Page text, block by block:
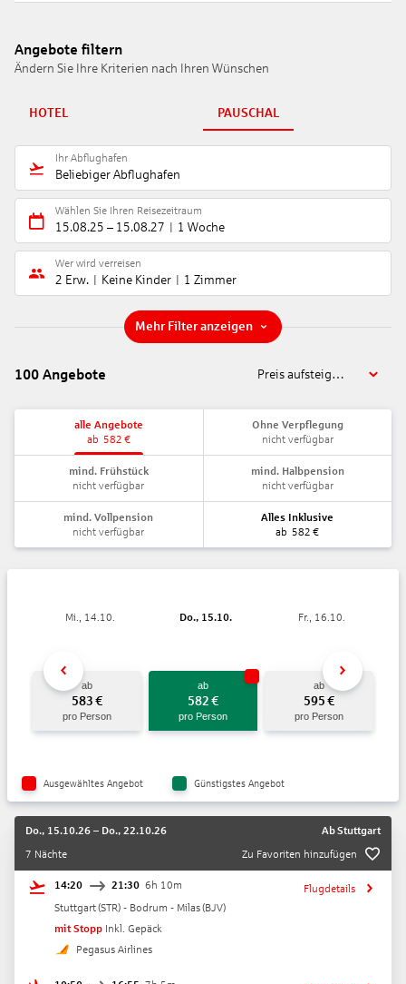
Angebote filtern
Ändern Sie Ihre Kriterien nach Ihren Wünschen
HOTEL PAUSCHAL
Ihr Abflughafen
Beliebiger Abflughafen
Wählen Sie Ihren Reisezeitraum
15.08.25 – 15.08.27 1 Woche
Wer wird verreisen
2 Erw. Keine Kinder 1 Zimmer
Mehr Filter anzeigen
100 Angebote Preis aufsteigend
alle Angebote
ab 582 €
Ohne Verpflegung
nicht verfügbar
mind. Frühstück
nicht verfügbar
mind. Halbpension
nicht verfügbar
mind. Vollpension
nicht verfügbar
Alles Inklusive
ab 582 €
Mi., 14.10.
ab
583 €
pro Person
Do., 15.10.
ab
582 €
pro Person
Fr., 16.10.
ab
595 €
pro Person
Ausgewähltes Angebot Günstigstes Angebot
Do., 15.10.26 – Do., 22.10.26 AbStuttgart
7 Nächte
Zu Favoriten hinzufügen
14:20 21:30 6h 10m
Stuttgart(STR) - Bodrum - Milas(BJV)
mit Stopp Inkl. Gepäck
Pegasus Airlines
Flugdetails